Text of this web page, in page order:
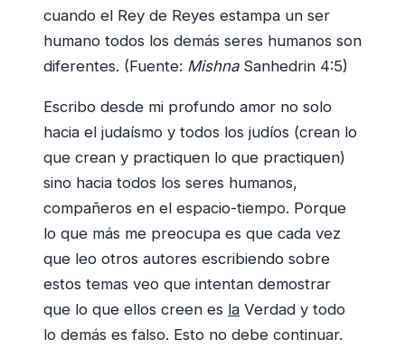
cuando el Rey de Reyes estampa un ser
humano todos los demás seres humanos son
diferentes. (Fuente: MishnaSanhedrin 4:5)
Escribo desde mi profundo amor no solo
hacia el judaísmo y todos los judíos (crean lo
que crean y practiquen lo que practiquen)
sino hacia todos los seres humanos,
compañeros en el espacio-tiempo. Porque
lo que más me preocupa es que cada vez
que leo otros autores escribiendo sobre
estos temas veo que intentan demostrar
que lo que ellos creen es la Verdad y todo
lo demás es falso. Esto no debe continuar.